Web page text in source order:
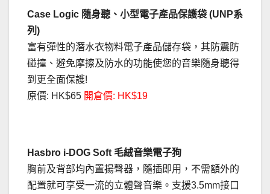
Case Logic 隨身聽、小型電子產品保護袋 (UNP系
列)
富有彈性的潛水衣物料電子產品儲存袋，其防震防
碰撞、避免摩擦及防水的功能使您的音樂隨身聽得
到更全面保護!
原價: HK$65 開倉價: HK$19
Hasbro i-DOG Soft 毛絨音樂電子狗
胸前及背部均內置揚聲器，隨插即用，不需額外的
配置就可享受一流的立體聲音樂。支援3.5mm接口